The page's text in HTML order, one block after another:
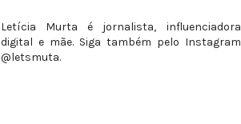
Letícia Murta é jornalista, influenciadora
digital e mãe. Siga também pelo Instagram
@letsmuta.